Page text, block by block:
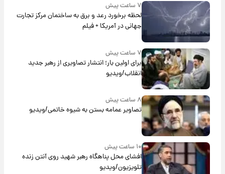
۷ ساعت پیش
لحظه برخورد رعد و برق به ساختمان مرکز تجارت
جهانی در آمریکا + فیلم
۷ ساعت پیش
برای اولین بار؛ انتشار تصاویری از رهبر جدید
انقلاب/ویدیو
۸ ساعت پیش
تصاویر عمامه بستن به شیوه خاتمی/ویدیو
۱۰ ساعت پیش
افشای محل پناهگاه‌ رهبر شهید روی آنتن زنده
تلویزیون/ویدیو